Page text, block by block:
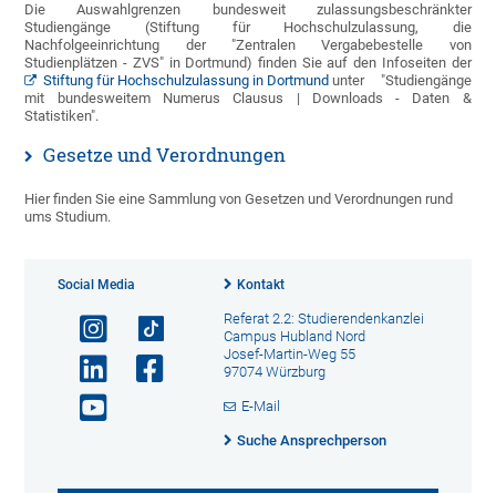
Die Auswahlgrenzen bundesweit zulassungsbeschränkter
Studiengänge (Stiftung für Hochschulzulassung, die
Nachfolgeeinrichtung der "Zentralen Vergabebestelle von
Studienplätzen - ZVS" in Dortmund) finden Sie auf den Infoseiten der
Stiftung für Hochschulzulassung in Dortmundunter "Studiengänge
mit bundesweitem Numerus Clausus | Downloads - Daten &
Statistiken".
Gesetze und Verordnungen
Hier finden Sie eine Sammlung von Gesetzen und Verordnungen rund
ums Studium.
Social Media Kontakt
Referat 2.2: Studierendenkanzlei
Campus Hubland Nord
Josef-Martin-Weg 55
97074 Würzburg
E-Mail
Suche Ansprechperson